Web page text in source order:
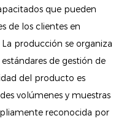
un iluminador
de labios para
labios y una máscara
garantiza una
que pueden
de los clientes en
producción se organiza
de gestión de
del producto es
volúmenes y muestras
reconocida por